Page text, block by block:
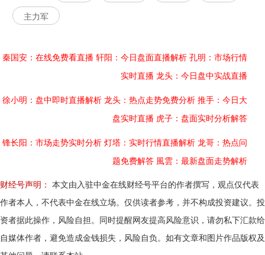
主力军
秦国安：在线免费看直播 轩阳：今日盘面直播解析 孔明：市场行情
实时直播 龙头：今日盘中实战直播
徐小明：盘中即时直播解析 龙头：热点走势免费分析 推手：今日大
盘实时直播 虎子：盘面实时分析解答
锋长阳：市场走势实时分析 灯塔：实时行情直播解析 龙哥：热点问
题免费解答 風雲：最新盘面走势解析
财经号声明：
本文由入驻中金在线财经号平台的作者撰写，观点仅代表
作者本人，不代表中金在线立场。仅供读者参考，并不构成投资建议。投
资者据此操作，风险自担。同时提醒网友提高风险意识，请勿私下汇款给
自媒体作者，避免造成金钱损失，风险自负。如有文章和图片作品版权及